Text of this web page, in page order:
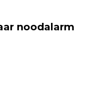
noodalarm